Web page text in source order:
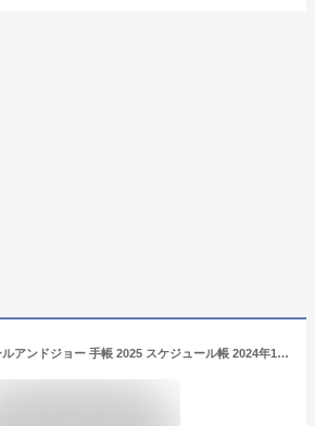
PAUL＆JOE ポールアンドジョー 手帳 2025 スケジュール帳 2024年12月始まり 月間ブロック B6正寸 ポール&ジョー ラ・パペトリー マークス ダイアリー マンスリー 大人 おしゃれ かわいい ギフト プレゼント 日本製 猫 花柄 カバー付き